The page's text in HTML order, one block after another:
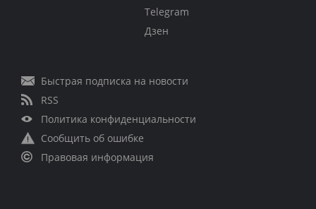
Telegram
Дзен
Быстрая подписка на новости
RSS
Политика конфиденциальности
Сообщить об ошибке
Правовая информация